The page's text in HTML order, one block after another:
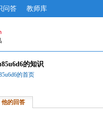
问答 教师库
的知识
的首页
他的回答